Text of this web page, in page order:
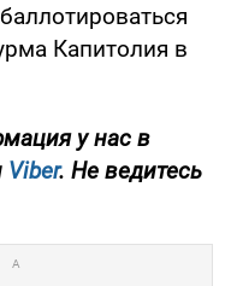
Капитолия в
у нас в
Viber. Не ведитесь